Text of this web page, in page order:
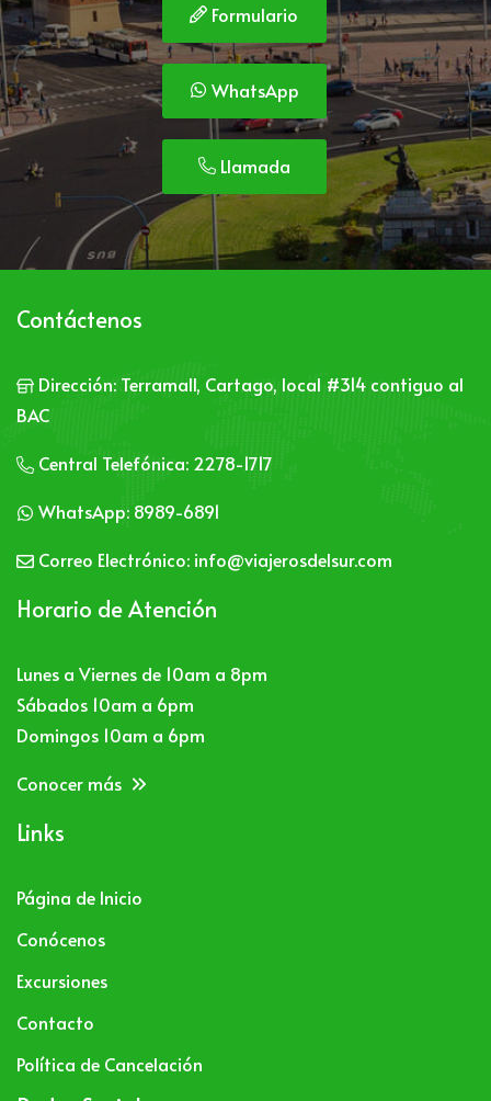
Formulario
WhatsApp
Llamada
Contáctenos
Dirección: Terramall, Cartago, local #314 contiguo al
BAC
Central Telefónica: 2278-1717
WhatsApp: 8989-6891
Correo Electrónico: info@viajerosdelsur.com
Horario de Atención
Lunes a Viernes de 10am a 8pm
Sábados 10am a 6pm
Domingos 10am a 6pm
Conocer más
Links
Página de Inicio
Conócenos
Excursiones
Contacto
Política de Cancelación